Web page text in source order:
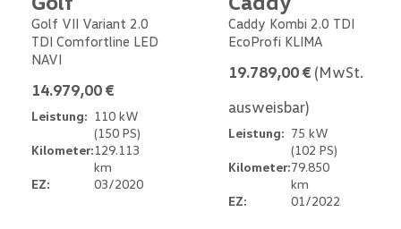
Golf VII Variant 2.0
TDI Comfortline LED
NAVI
14.979,00 €
Leistung: 110 kW
(150 PS)
Kilometer:129.113
km
EZ:
03/2020
Caddy Kombi 2.0 TDI
EcoProfi KLIMA
19.789,00 € (MwSt.
ausweisbar)
Leistung: 75 kW
(102 PS)
Kilometer:79.850
km
EZ:
01/2022